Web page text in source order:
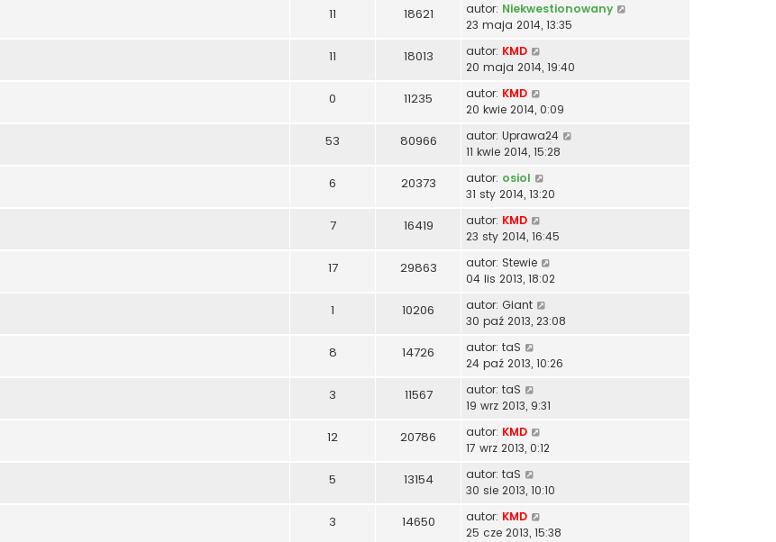
11 18621 autor: Niekwestionowany
23 maja 2014, 13:35
11 18013 autor: KMD
20 maja 2014, 19:40
0 11235 autor: KMD
20 kwie 2014, 0:09
53 80966 autor: Uprawa24
11 kwie 2014, 15:28
6 20373 autor: osiol
31 sty 2014, 13:20
7 16419 autor: KMD
23 sty 2014, 16:45
17 29863 autor: Stewie
04 lis 2013, 18:02
1 10206 autor: Giant
30 paź 2013, 23:08
8 14726 autor: taS
24 paź 2013, 10:26
3 11567 autor: taS
19 wrz 2013, 9:31
12 20786 autor: KMD
17 wrz 2013, 0:12
5 13154 autor: taS
30 sie 2013, 10:10
3 14650 autor: KMD
25 cze 2013, 15:38